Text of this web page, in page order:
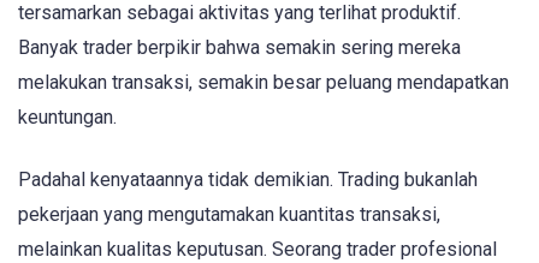
tersamarkan sebagai aktivitas yang terlihat produktif.
Banyak trader berpikir bahwa semakin sering mereka
melakukan transaksi, semakin besar peluang mendapatkan
keuntungan.
Padahal kenyataannya tidak demikian. Trading bukanlah
pekerjaan yang mengutamakan kuantitas transaksi,
melainkan kualitas keputusan. Seorang trader profesional